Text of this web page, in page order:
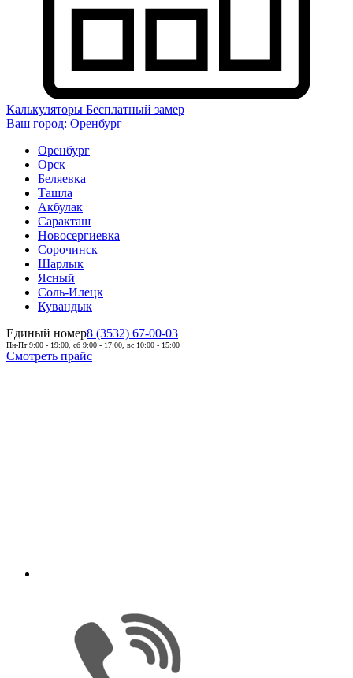
Калькуляторы Бесплатный замер
Ваш город: Оренбург
Оренбург
Орск
Беляевка
Ташла
Акбулак
Саракташ
Новосергиевка
Сорочинск
Шарлык
Ясный
Соль-Илецк
Кувандык
Единый номер8 (3532) 67-00-03
Пн-Пт 9:00 - 19:00, сб 9:00 - 17:00, вс 10:00 - 15:00
Смотреть прайс